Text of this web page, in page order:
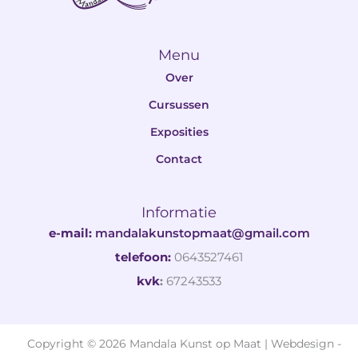
Menu
Over
Cursussen
Exposities
Contact
Informatie
e-mail: mandalakunstopmaat@gmail.com
telefoon: 0643527461
kvk: 67243533
Copyright © 2026 Mandala Kunst op Maat | Webdesign -